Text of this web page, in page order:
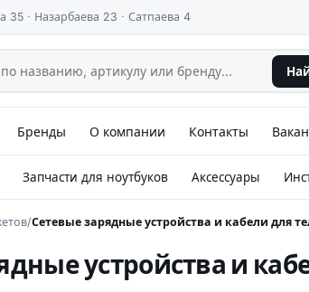
35 · Назарбаева 23 · Сатпаева 4
Бренды О компании Контакты
Запчасти для ноутбуков Аксессуары
/Сетевые зарядные устройства и кабели для
устройства и